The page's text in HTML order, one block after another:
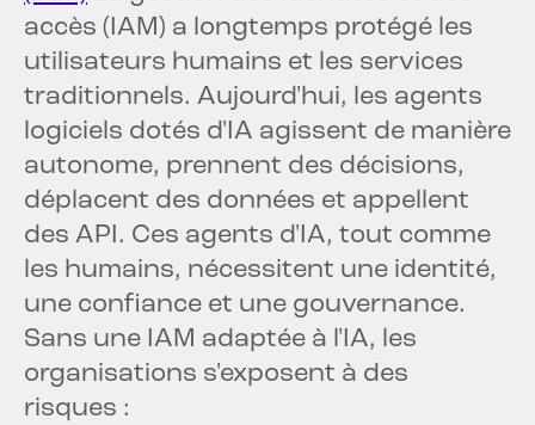
accès (IAM) a longtemps protégé les
utilisateurs humains et les services
traditionnels. Aujourd'hui, les agents
logiciels dotés d'IA agissent de manière
autonome, prennent des décisions,
déplacent des données et appellent
des API. Ces agents d'IA, tout comme
les humains, nécessitent une identité,
une confiance et une gouvernance.
Sans une IAM adaptée à l'IA, les
organisations s'exposent à des
risques :